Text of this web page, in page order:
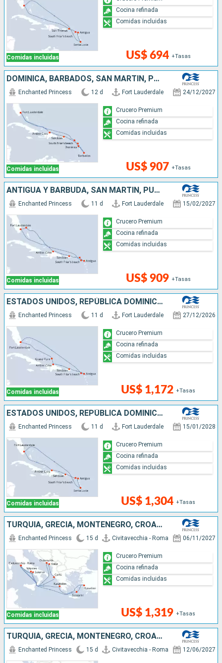
Comidas incluidas US$ 694 +Tasas
Cocina refinada
Comidas incluidas
DOMINICA, BARBADOS, SAN MARTÍN, PUERTO RICO, REPÚBLICA DOMINICANA, ESTADOS UNIDOS
Comidas incluidas
Enchanted Princess 12 d Fort Lauderdale 24/12/2027
US$ 907 +Tasas
Crucero Premium
Cocina refinada
Comidas incluidas
ANTIGUA Y BARBUDA, SAN MARTÍN, PUERTO RICO, REPÚBLICA DOMINICANA, BAHAMAS, ESTADOS UNIDOS
Comidas incluidas
Enchanted Princess 11 d Fort Lauderdale 15/02/2027
US$ 909 +Tasas
Crucero Premium
Cocina refinada
Comidas incluidas
ESTADOS UNIDOS, REPÚBLICA DOMINICANA, PUERTO RICO, ANTIGUA Y BARBUDA, SAN MARTÍN
Comidas incluidas
Enchanted Princess 11 d Fort Lauderdale 27/12/2026
US$ 1,172 +Tasas
Crucero Premium
Cocina refinada
Comidas incluidas
ESTADOS UNIDOS, REPÚBLICA DOMINICANA, PUERTO RICO, ANTIGUA Y BARBUDA, SANTA LUCIA, SAN MARTÍN
Comidas incluidas
Enchanted Princess 11 d Fort Lauderdale 15/01/2028
US$ 1,304 +Tasas
Crucero Premium
Cocina refinada
Comidas incluidas
TURQUÍA, GRECIA, MONTENEGRO, CROACIA, ITALIA
Comidas incluidas
Enchanted Princess 15 d Civitavecchia - Roma 06/11/2027
US$ 1,319 +Tasas
Crucero Premium
Cocina refinada
Comidas incluidas
TURQUÍA, GRECIA, MONTENEGRO, CROACIA, ITALIA
Enchanted Princess 15 d Civitavecchia - Roma 12/06/2027